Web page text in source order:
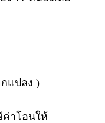
กแปลง )
าโอนให้